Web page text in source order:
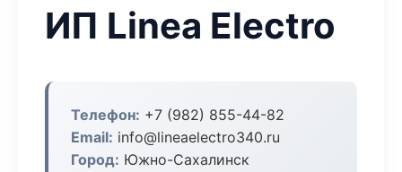
ИП Linea Electro
Телефон: +7 (982) 855-44-82
Email: info@lineaelectro340.ru
Город: Южно-Сахалинск